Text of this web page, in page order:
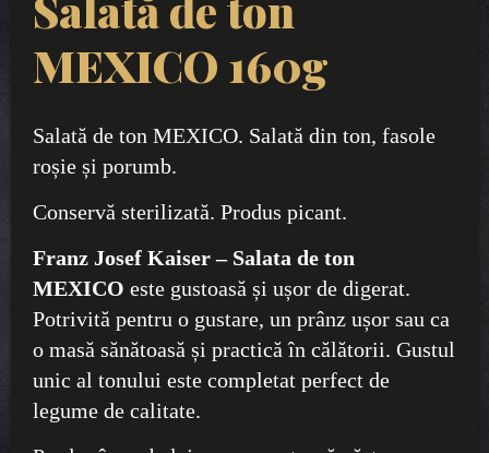
MEXICO 160g
Salată de ton MEXICO. Salată din ton, fasole
roșie și porumb.
Conservă sterilizată. Produs picant.
Franz Josef Kaiser – Salata de ton
MEXICO este gustoasă și ușor de digerat.
Potrivită pentru o gustare, un prânz ușor sau ca
o masă sănătoasă și practică în călătorii. Gustul
unic al tonului este completat perfect de
legume de calitate.